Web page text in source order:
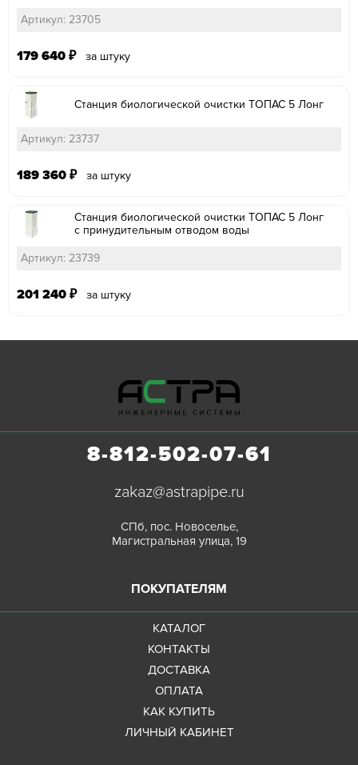
Артикул: 23705
179 640 ₽ за штуку
Станция биологической очистки ТОПАС 5 Лонг
Артикул: 23737
189 360 ₽ за штуку
Станция биологической очистки ТОПАС 5 Лонг
с принудительным отводом воды
Артикул: 23739
201 240 ₽ за штуку
8-812-502-07-61
zakaz@astrapipe.ru
СПб, пос. Новоселье,
Магистральная улица, 19
ПОКУПАТЕЛЯМ
КАТАЛОГ
КОНТАКТЫ
ДОСТАВКА
ОПЛАТА
КАК КУПИТЬ
ЛИЧНЫЙ КАБИНЕТ